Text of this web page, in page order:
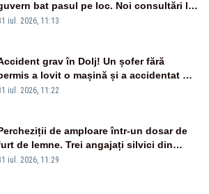
bat pasul pe loc. Noi consultări la
așteptate după mijlocul lunii
iul. 2026, 11:13
grav în Dolj! Un șofer fără
a lovit o mașină și a accidentat un
de 13 ani pe trotuar
iul. 2026, 11:22
de amploare într-un dosar de
de lemne. Trei angajați silvici din
au fost reținuți, iar 14 persoane au
iul. 2026, 11:29